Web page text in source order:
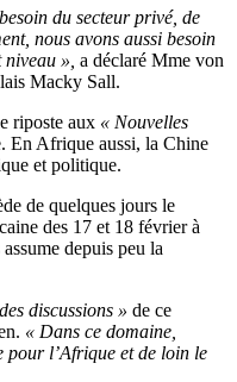
du secteur privé, de
nous avons aussi besoin
», a déclaré Mme von
Macky Sall.
riposte aux « Nouvelles
En Afrique aussi, la Chine
et politique.
de quelques jours le
des 17 et 18 février à
depuis peu la
discussions » de ce
« Dans ce domaine,
pour l’Afrique et de loin le